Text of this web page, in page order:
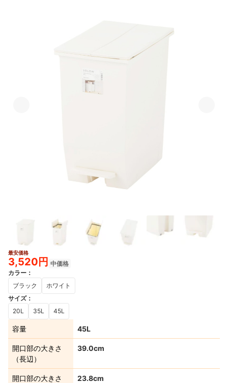
最安価格
3,520円 中価格
カラー ：
ブラック
ホワイト
サイズ：
20L
35L 45L
容量 45L
開口部の大きさ
（長辺）
39.0cm
開口部の大きさ
23.8cm